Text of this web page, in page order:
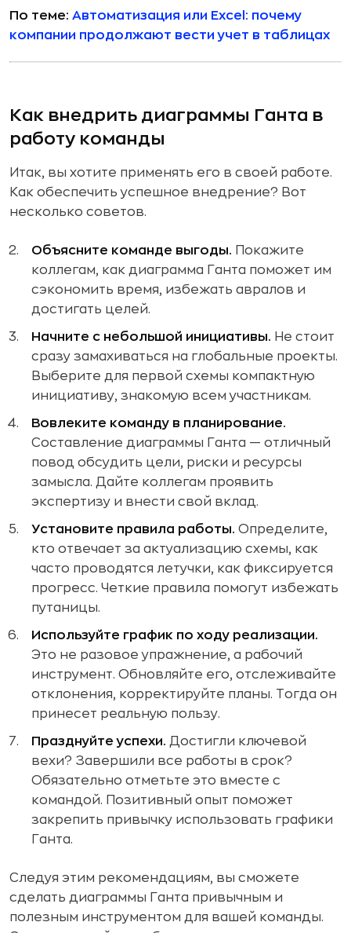
По теме: Автоматизация или Excel: почему
компании продолжают вести учет в таблицах
Как внедрить диаграммы Ганта в
работу команды
Итак, вы хотите применять его в своей работе.
Как обеспечить успешное внедрение? Вот
несколько советов.
Объясните команде выгоды. Покажите
коллегам, как диаграмма Ганта поможет им
сэкономить время, избежать авралов и
достигать целей.
Начните с небольшой инициативы. Не стоит
сразу замахиваться на глобальные проекты.
Выберите для первой схемы компактную
инициативу, знакомую всем участникам.
Вовлеките команду в планирование.
Составление диаграммы Ганта — отличный
повод обсудить цели, риски и ресурсы
замысла. Дайте коллегам проявить
экспертизу и внести свой вклад.
Установите правила работы. Определите,
кто отвечает за актуализацию схемы, как
часто проводятся летучки, как фиксируется
прогресс. Четкие правила помогут избежать
путаницы.
Используйте график по ходу реализации.
Это не разовое упражнение, а рабочий
инструмент. Обновляйте его, отслеживайте
отклонения, корректируйте планы. Тогда он
принесет реальную пользу.
Празднуйте успехи. Достигли ключевой
вехи? Завершили все работы в срок?
Обязательно отметьте это вместе с
командой. Позитивный опыт поможет
закрепить привычку использовать графики
Ганта.
Следуя этим рекомендациям, вы сможете
сделать диаграммы Ганта привычным и
полезным инструментом для вашей команды.